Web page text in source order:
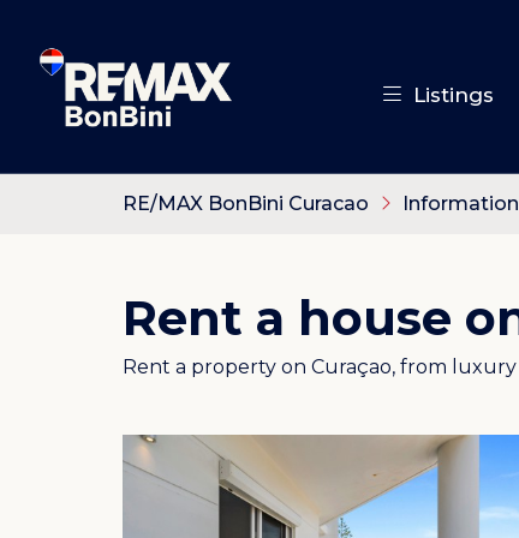
Listings
RE/MAX BonBini Curacao Information
Rent a house
Rent a property on Curaçao, from